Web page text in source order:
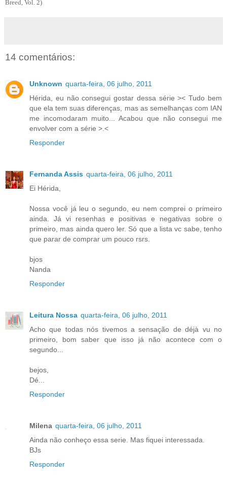
Breed, Vol. 2)
14 comentários:
Unknown quarta-feira, 06 julho, 2011
Hérida, eu não consegui gostar dessa série >< Tudo bem
que ela tem suas diferenças, mas as semelhanças com IAN
me incomodaram muito... Acabou que não consegui me
envolver com a série >.<
Responder
Fernanda Assis quarta-feira, 06 julho, 2011
Ei Hérida,
Nossa você já leu o segundo, eu nem comprei o primeiro
ainda. Já vi resenhas e positivas e negativas sobre o
primeiro, mas ainda quero ler. Só que a lista vc sabe, tenho
que parar de comprar um pouco rsrs.
bjos
Nanda
Responder
Leitura Nossa quarta-feira, 06 julho, 2011
Acho que todas nós tivemos a sensação de déjà vu no
primeiro, bom saber que isso já não acontece com o
segundo...
bejos,
Dé...
Responder
Milena quarta-feira, 06 julho, 2011
Ainda não conheço essa serie. Mas fiquei interessada.
BJs
Responder